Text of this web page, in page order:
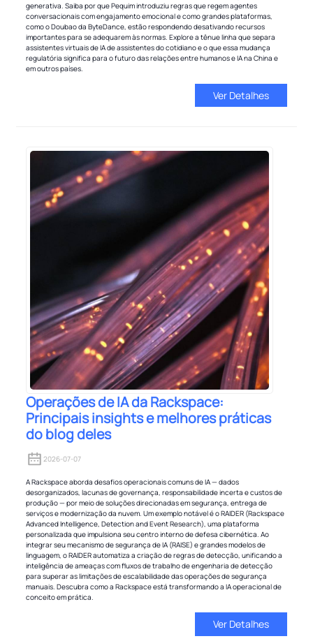
generativa. Saiba por que Pequim introduziu regras que regem agentes
conversacionais com engajamento emocional e como grandes plataformas,
como o Doubao da ByteDance, estão respondendo desativando recursos
importantes para se adequarem às normas. Explore a tênue linha que separa
assistentes virtuais de IA de assistentes do cotidiano e o que essa mudança
regulatória significa para o futuro das relações entre humanos e IA na China e
em outros países.
Ver Detalhes
Operações de IA da Rackspace:
Principais insights e melhores práticas
do blog deles
2026-07-07
A Rackspace aborda desafios operacionais comuns de IA — dados
desorganizados, lacunas de governança, responsabilidade incerta e custos de
produção — por meio de soluções direcionadas em segurança, entrega de
serviços e modernização da nuvem. Um exemplo notável é o RAIDER (Rackspace
Advanced Intelligence, Detection and Event Research), uma plataforma
personalizada que impulsiona seu centro interno de defesa cibernética. Ao
integrar seu mecanismo de segurança de IA (RAISE) e grandes modelos de
linguagem, o RAIDER automatiza a criação de regras de detecção, unificando a
inteligência de ameaças com fluxos de trabalho de engenharia de detecção
para superar as limitações de escalabilidade das operações de segurança
manuais. Descubra como a Rackspace está transformando a IA operacional de
conceito em prática.
Ver Detalhes